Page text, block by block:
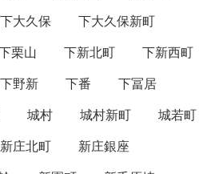
下大久保
下大久保新町
栗山 下新北町
下新西町
下野新 下番
下冨居
城村 城村新町
城若町
新庄北町
新庄銀座